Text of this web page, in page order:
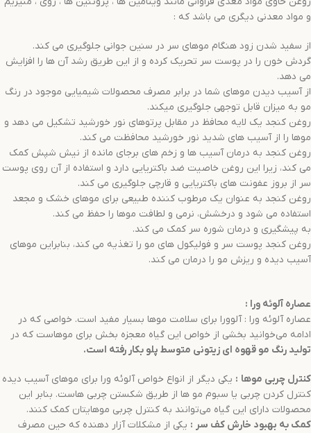
و مواد معدنی دیگری می باشد که :
از سفید شدن زود هنگام موهای سر در سنین جوانی جلوگیری می کند.
گردش خون را در پوست سر تحریک کرده و از این طریق رشد آن ها را افزایش
می دهد.
از آسیب دیدن موهای شما در برابر مصرف محصولات شیمیایی موجود در رنگ
مو به میزان قابل توجهی جلوگیری میکند.
روغن کنجد یک لایه محافظ در مقابل پرتوهای نور خورشید تشکیل می دهد و
موها را از آسیب های شدید نور خورشید محافظت می کند.
روغن کنجد به درمان آسیب ها و زخم های برجای مانده از نیش شپش کمک
می کند، زیرا این روغن خاصیت ضد باکتریایی دارد و استفاده از آن روی پوست
سر از بروز عفونت های باکتریایی و قارچی جلوگیری می کند.
روغن کنجد به عنوان یک مرطوب کننده طبیعی برای موهای خشک و مجعد
استفاده می شود و درخشش، نرمی و لطافت موها را حفظ می کند.
به پیشگیری و درمان شوره سر کمک می کند.
روغن کنجد پوست سر و فولیکول های مو را تغذیه می کند، بنابراین موهای
آسیب دیده و ریزش مو را درمان می کند.
عصاره آلوئه ورا :
عصاره آلوئه ورا : آلوورا برای سلامت موها بسیار مفید است. خواصی که در
ادامه می‌خوانید بخشی از خواص این گیاه معجزه بخش برای موهاست که در
تولید رنگ مو قهوه ای زیتونی متوسط پلو بکار رفته است.
کنترل چربی موها : یکی دیگر از انواع خواص آلوئه ورا برای موهای آسیب دیده
کنترل کردن چربی یا سبوم مو ها از طریق شکستن چربی هاست. بنابر این
محصولات دارای این گیاه می‌توانند به کنترل چربی موهایتان کمک کنند.
کمک به بهبود خارش کف سر : یکی از مشکلات آزار دهنده که حین مصرف